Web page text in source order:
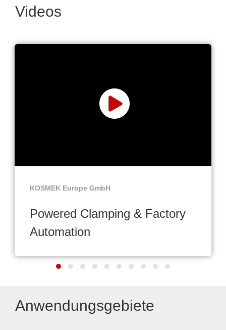
Videos
KOSMEK Europe GmbH
Powered Clamping & Factory
Automation
Anwendungsgebiete